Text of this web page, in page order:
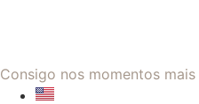
Consigo nos momentos